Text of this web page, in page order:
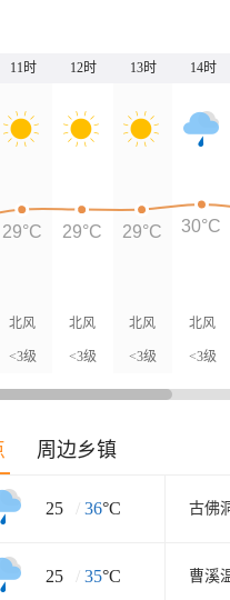
11时 12时 13时 14时
北风
<3级
北风
<3级
北风
<3级
北风
<3级
29°C 29°C 29°C 30°C
周边乡镇
25 / 36°C 古佛
25 / 35°C